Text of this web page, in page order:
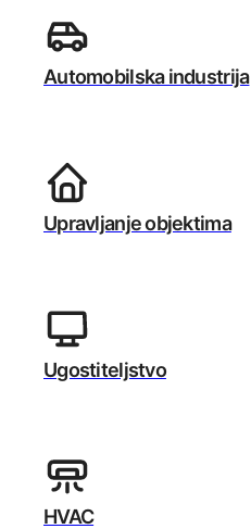
Automobilska industrija
Upravljanje objektima
Ugostiteljstvo
HVAC